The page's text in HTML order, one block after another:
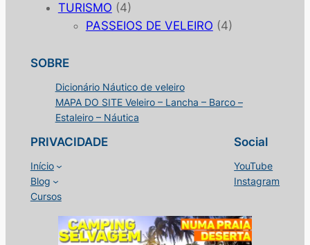
TURISMO (4)
PASSEIOS DE VELEIRO (4)
SOBRE
Dicionário Náutico de veleiro
MAPA DO SITE Veleiro – Lancha – Barco –
Estaleiro – Náutica
PRIVACIDADE
Início
Blog
Cursos
Social
YouTube
Instagram